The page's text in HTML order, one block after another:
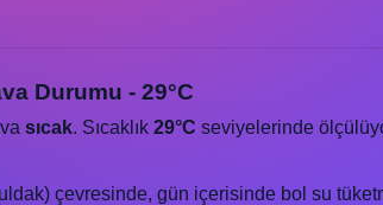
Durumu - 29°C
sıcak. Sıcaklık 29°C seviyelerinde
çevresinde, gün içerisinde bol su